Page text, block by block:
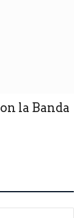
la Banda